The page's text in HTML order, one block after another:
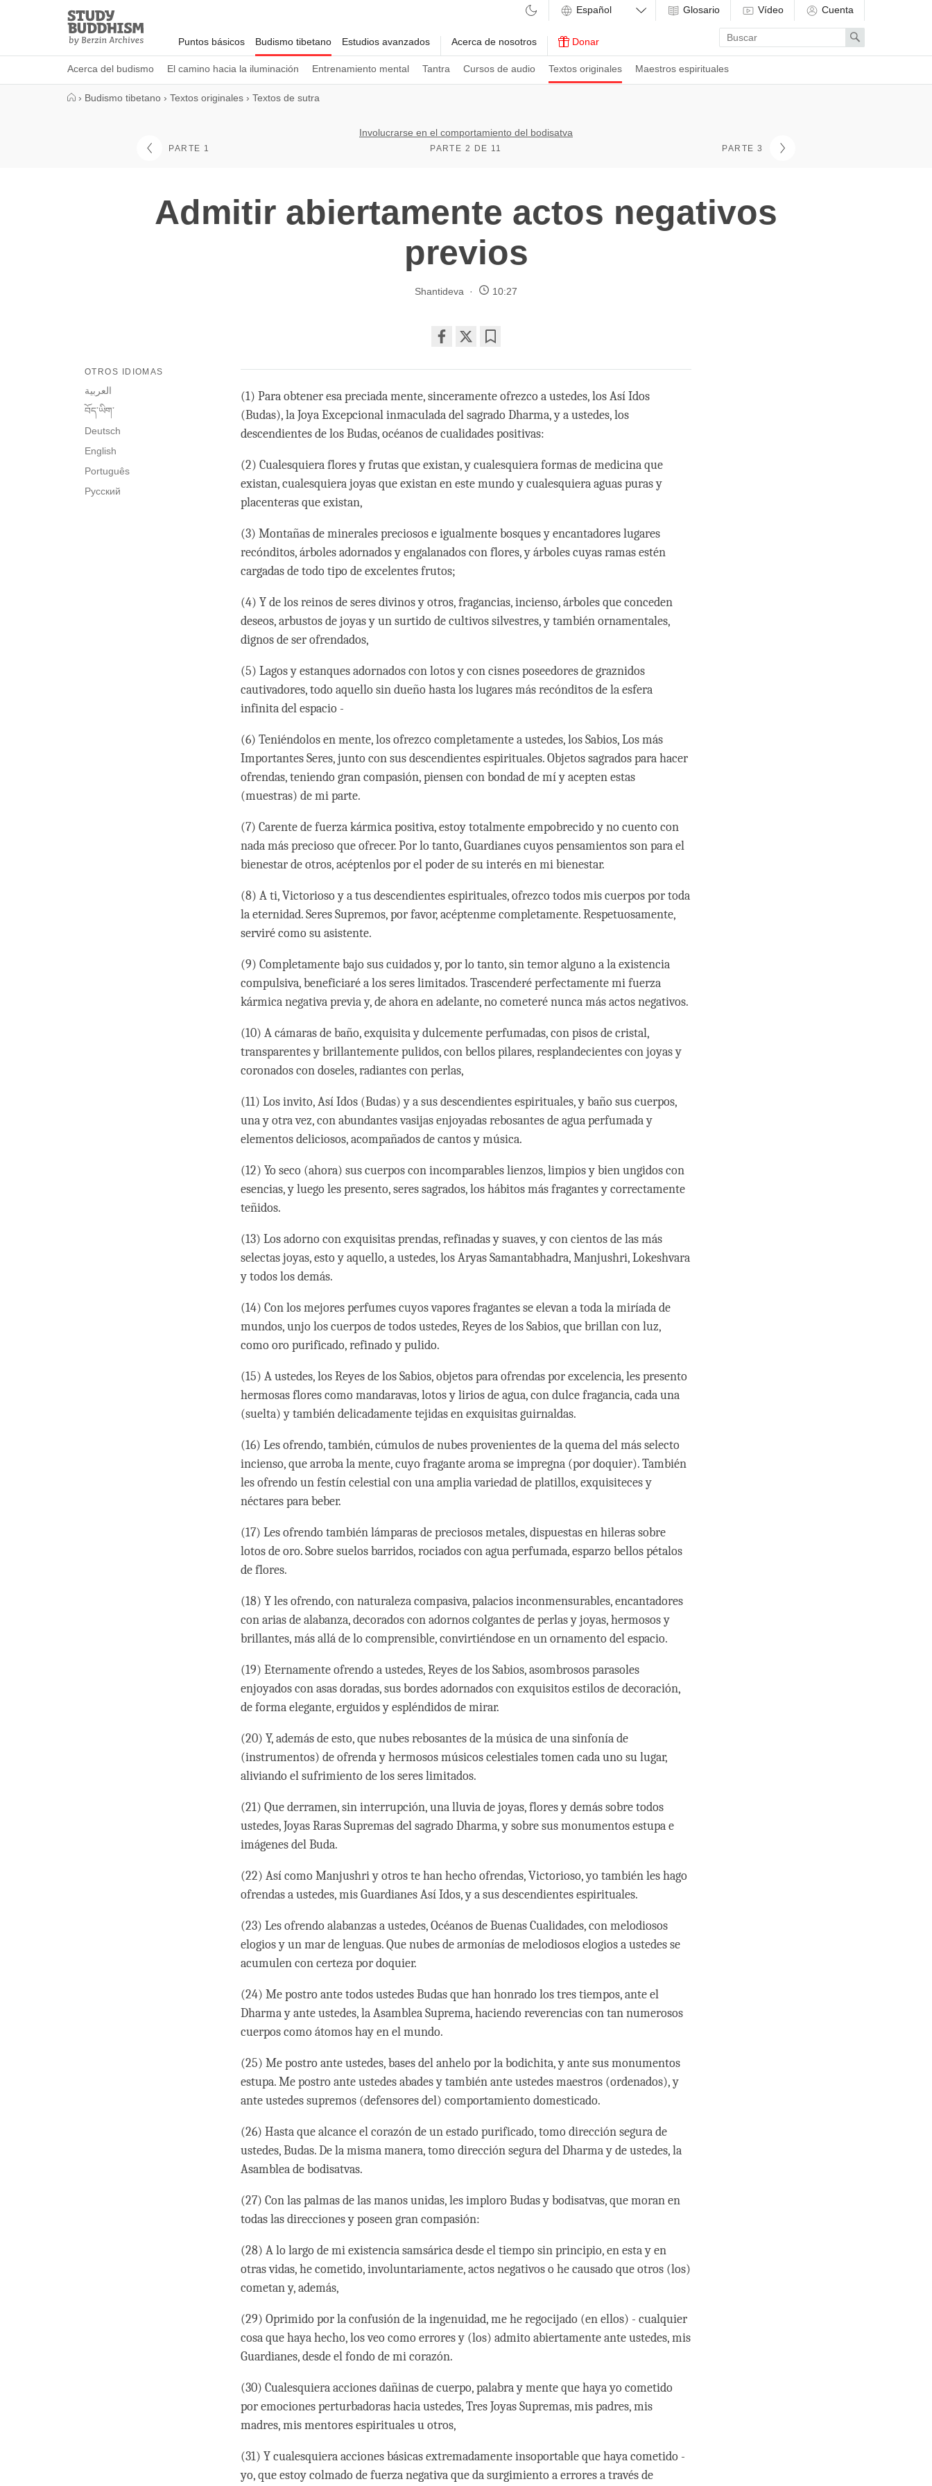
Study
Buddhism
Home
Puntos básicos Budismo tibetano
Acerca del budismo El camino hacia la iluminación Entrenamiento mental Tantra Cursos de audio Textos originales Maestros espirituales
Estudios avanzados Acerca de nosotros Donar
Glosario Vídeo Cuenta
Enter
search
term
Search
› Budismo tibetano › Textos originales › Textos de sutra
PARTE 1
Involucrarse en el comportamiento del bodisatva
PARTE 2 DE 11 PARTE 3
Admitir abiertamente actos negativos
previos
Shantideva 10:27
on
facebook
OTROS IDIOMAS
العربية
བོད་ཡིག་
Deutsch
English
Português
Русский
(1) Para obtener esa preciada mente, sinceramente ofrezco a ustedes, los Así Idos
(Budas), la Joya Excepcional inmaculada del sagrado Dharma, y a ustedes, los
descendientes de los Budas, océanos de cualidades positivas:
(2) Cualesquiera flores y frutas que existan, y cualesquiera formas de medicina que
existan, cualesquiera joyas que existan en este mundo y cualesquiera aguas puras y
placenteras que existan,
(3) Montañas de minerales preciosos e igualmente bosques y encantadores lugares
recónditos, árboles adornados y engalanados con flores, y árboles cuyas ramas estén
cargadas de todo tipo de excelentes frutos;
(4) Y de los reinos de seres divinos y otros, fragancias, incienso, árboles que conceden
deseos, arbustos de joyas y un surtido de cultivos silvestres, y también ornamentales,
dignos de ser ofrendados,
(5) Lagos y estanques adornados con lotos y con cisnes poseedores de graznidos
cautivadores, todo aquello sin dueño hasta los lugares más recónditos de la esfera
infinita del espacio -
(6) Teniéndolos en mente, los ofrezco completamente a ustedes, los Sabios, Los más
Importantes Seres, junto con sus descendientes espirituales. Objetos sagrados para hacer
ofrendas, teniendo gran compasión, piensen con bondad de mí y acepten estas
(muestras) de mi parte.
(7) Carente de fuerza kármica positiva, estoy totalmente empobrecido y no cuento con
nada más precioso que ofrecer. Por lo tanto, Guardianes cuyos pensamientos son para el
bienestar de otros, acéptenlos por el poder de su interés en mi bienestar.
(8) A ti, Victorioso y a tus descendientes espirituales, ofrezco todos mis cuerpos por toda
la eternidad. Seres Supremos, por favor, acéptenme completamente. Respetuosamente,
serviré como su asistente.
(9) Completamente bajo sus cuidados y, por lo tanto, sin temor alguno a la existencia
compulsiva, beneficiaré a los seres limitados. Trascenderé perfectamente mi fuerza
kármica negativa previa y, de ahora en adelante, no cometeré nunca más actos negativos.
(10) A cámaras de baño, exquisita y dulcemente perfumadas, con pisos de cristal,
transparentes y brillantemente pulidos, con bellos pilares, resplandecientes con joyas y
coronados con doseles, radiantes con perlas,
(11) Los invito, Así Idos (Budas) y a sus descendientes espirituales, y baño sus cuerpos,
una y otra vez, con abundantes vasijas enjoyadas rebosantes de agua perfumada y
elementos deliciosos, acompañados de cantos y música.
(12) Yo seco (ahora) sus cuerpos con incomparables lienzos, limpios y bien ungidos con
esencias, y luego les presento, seres sagrados, los hábitos más fragantes y correctamente
teñidos.
(13) Los adorno con exquisitas prendas, refinadas y suaves, y con cientos de las más
selectas joyas, esto y aquello, a ustedes, los Aryas Samantabhadra, Manjushri, Lokeshvara
y todos los demás.
(14) Con los mejores perfumes cuyos vapores fragantes se elevan a toda la miríada de
mundos, unjo los cuerpos de todos ustedes, Reyes de los Sabios, que brillan con luz,
como oro purificado, refinado y pulido.
(15) A ustedes, los Reyes de los Sabios, objetos para ofrendas por excelencia, les presento
hermosas flores como mandaravas, lotos y lirios de agua, con dulce fragancia, cada una
(suelta) y también delicadamente tejidas en exquisitas guirnaldas.
(16) Les ofrendo, también, cúmulos de nubes provenientes de la quema del más selecto
incienso, que arroba la mente, cuyo fragante aroma se impregna (por doquier). También
les ofrendo un festín celestial con una amplia variedad de platillos, exquisiteces y
néctares para beber.
(17) Les ofrendo también lámparas de preciosos metales, dispuestas en hileras sobre
lotos de oro. Sobre suelos barridos, rociados con agua perfumada, esparzo bellos pétalos
de flores.
(18) Y les ofrendo, con naturaleza compasiva, palacios inconmensurables, encantadores
con arias de alabanza, decorados con adornos colgantes de perlas y joyas, hermosos y
brillantes, más allá de lo comprensible, convirtiéndose en un ornamento del espacio.
(19) Eternamente ofrendo a ustedes, Reyes de los Sabios, asombrosos parasoles
enjoyados con asas doradas, sus bordes adornados con exquisitos estilos de decoración,
de forma elegante, erguidos y espléndidos de mirar.
(20) Y, además de esto, que nubes rebosantes de la música de una sinfonía de
(instrumentos) de ofrenda y hermosos músicos celestiales tomen cada uno su lugar,
aliviando el sufrimiento de los seres limitados.
(21) Que derramen, sin interrupción, una lluvia de joyas, flores y demás sobre todos
ustedes, Joyas Raras Supremas del sagrado Dharma, y sobre sus monumentos estupa e
imágenes del Buda.
(22) Así como Manjushri y otros te han hecho ofrendas, Victorioso, yo también les hago
ofrendas a ustedes, mis Guardianes Así Idos, y a sus descendientes espirituales.
(23) Les ofrendo alabanzas a ustedes, Océanos de Buenas Cualidades, con melodiosos
elogios y un mar de lenguas. Que nubes de armonías de melodiosos elogios a ustedes se
acumulen con certeza por doquier.
(24) Me postro ante todos ustedes Budas que han honrado los tres tiempos, ante el
Dharma y ante ustedes, la Asamblea Suprema, haciendo reverencias con tan numerosos
cuerpos como átomos hay en el mundo.
(25) Me postro ante ustedes, bases del anhelo por la bodichita, y ante sus monumentos
estupa. Me postro ante ustedes abades y también ante ustedes maestros (ordenados), y
ante ustedes supremos (defensores del) comportamiento domesticado.
(26) Hasta que alcance el corazón de un estado purificado, tomo dirección segura de
ustedes, Budas. De la misma manera, tomo dirección segura del Dharma y de ustedes, la
Asamblea de bodisatvas.
(27) Con las palmas de las manos unidas, les imploro Budas y bodisatvas, que moran en
todas las direcciones y poseen gran compasión:
(28) A lo largo de mi existencia samsárica desde el tiempo sin principio, en esta y en
otras vidas, he cometido, involuntariamente, actos negativos o he causado que otros (los)
cometan y, además,
(29) Oprimido por la confusión de la ingenuidad, me he regocijado (en ellos) - cualquier
cosa que haya hecho, los veo como errores y (los) admito abiertamente ante ustedes, mis
Guardianes, desde el fondo de mi corazón.
(30) Cualesquiera acciones dañinas de cuerpo, palabra y mente que haya yo cometido
por emociones perturbadoras hacia ustedes, Tres Joyas Supremas, mis padres, mis
madres, mis mentores espirituales u otros,
(31) Y cualesquiera acciones básicas extremadamente insoportable que haya cometido -
yo, que estoy colmado de fuerza negativa que da surgimiento a errores a través de